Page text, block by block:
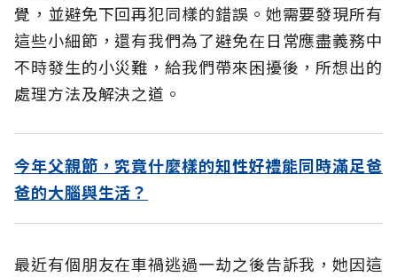
覺，並避免下回再犯同樣的錯誤。她需要發現所有
這些小細節，還有我們為了避免在日常應盡義務中
不時發生的小災難，給我們帶來困擾後，所想出的
處理方法及解決之道。
今年父親節，究竟什麼樣的知性好禮能同時滿足爸
爸的大腦與生活？
最近有個朋友在車禍逃過一劫之後告訴我，她因這